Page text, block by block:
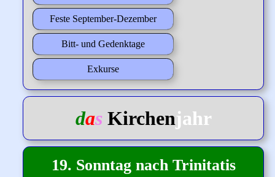
Feste September-Dezember
Bitt- und Gedenktage
Exkurse
das Kirchenjahr
19. Sonntag nach Trinitatis